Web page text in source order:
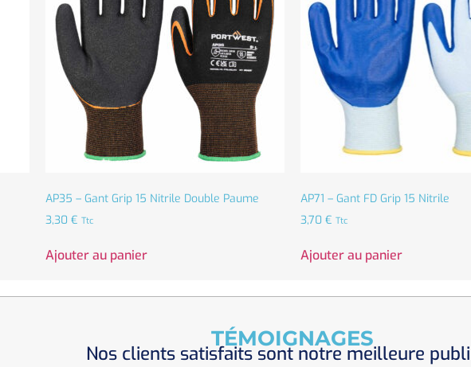
AP35 – Gant Grip 15 Nitrile Double Paume
3,30 € Ttc
Ajouter au panier
AP71 – Gant FD Grip 15 Nitrile
3,70 € Ttc
Ajouter au panier
TÉMOIGNAGES
Nos clients satisfaits sont notre meilleure